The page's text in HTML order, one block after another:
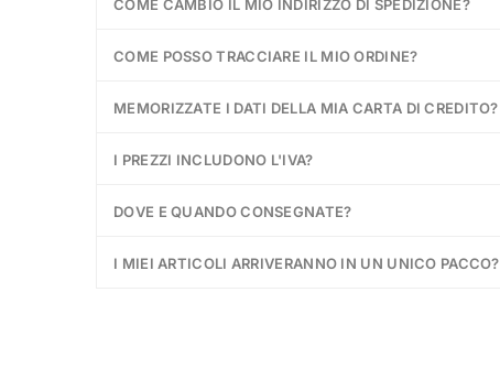
COME CAMBIO IL MIO INDIRIZZO DI SPEDIZIONE?
COME POSSO TRACCIARE IL MIO ORDINE?
MEMORIZZATE I DATI DELLA MIA CARTA DI CREDITO?
I PREZZI INCLUDONO L'IVA?
DOVE E QUANDO CONSEGNATE?
I MIEI ARTICOLI ARRIVERANNO IN UN UNICO PACCO?